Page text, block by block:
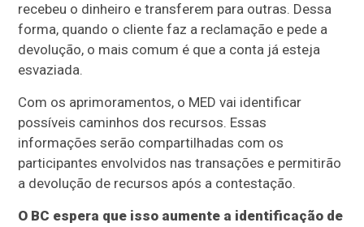
recebeu o dinheiro e transferem para outras. Dessa
forma, quando o cliente faz a reclamação e pede a
devolução, o mais comum é que a conta já esteja
esvaziada.
Com os aprimoramentos, o MED vai identificar
possíveis caminhos dos recursos. Essas
informações serão compartilhadas com os
participantes envolvidos nas transações e permitirão
a devolução de recursos após a contestação.
O BC espera que isso aumente a identificação de